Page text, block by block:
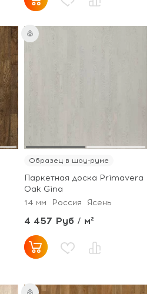
Образец в шоу-руме
Паркетная доска Primavera
Oak Gina
14 мм
Россия Ясень
4 457 Руб / м²